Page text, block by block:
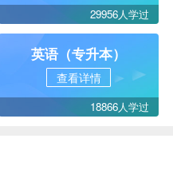
29956人学过
英语（专升本）
查看详情
18866人学过